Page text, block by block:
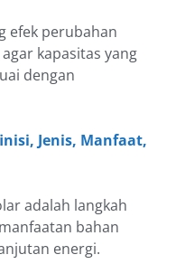
efek perubahan
kapasitas yang
dengan
Jenis, Manfaat,
adalah langkah
bahan
energi.